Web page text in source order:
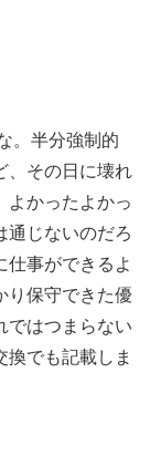
。半分強制的
、その日に壊れ
よかったよかっ
通じないのだろ
仕事ができるよ
り保守できた優
ではつまらない
換でも記載しま